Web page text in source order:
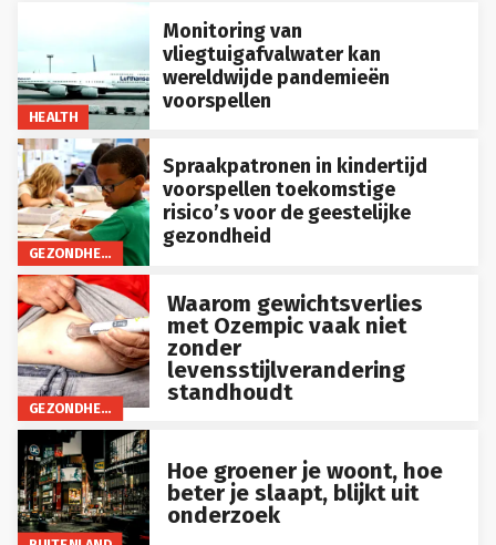
HEALTH
Monitoring van
vliegtuigafvalwater kan
wereldwijde pandemieën
voorspellen
GEZONDHEID
Spraakpatronen in kindertijd
voorspellen toekomstige
risico’s voor de geestelijke
gezondheid
GEZONDHEID
Waarom gewichtsverlies
met Ozempic vaak niet
zonder
levensstijlverandering
standhoudt
BUITENLAND
Hoe groener je woont, hoe
beter je slaapt, blijkt uit
onderzoek